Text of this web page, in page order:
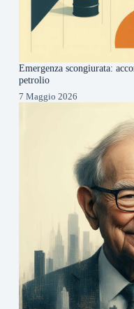
Emergenza scongiurata:
petrolio
7 Maggio 2026